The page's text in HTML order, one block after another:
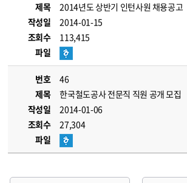
제목
2014년도 상반기 인턴사원 채용공고
작성일
2014-01-15
조회수
113,415
파일
번호
46
제목
한국철도공사 전문직 직원 공개 모집
작성일
2014-01-06
조회수
27,304
파일